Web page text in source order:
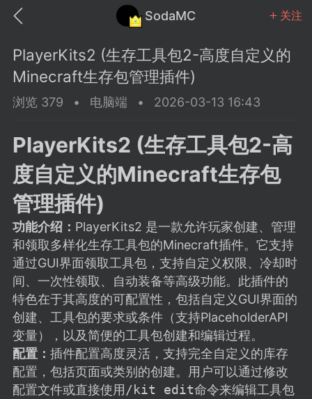
SodaMC 关注
中文社区 SodaMC
教程 材质 社区
潮涌核心
永久赞助者
11-27 02:06
电脑端 社区规则
议贴】SodaMC 的改进与建议 🧃
社区的建议&反馈板块，欢迎每
在这里畅所欲言，提出你对 社区功能、
、管理方式等方面 的任何想法！...
PlayerKits2 (生存工具包2-高度自定义的
Minecraft生存包管理插件)
浏览 379 • 电脑端 • 2026-03-13 16:43
PlayerKits2 (生存工具包2-高
度自定义的Minecraft生存包
管理插件)
功能介绍： PlayerKits2 是一款允许玩家创建、管理
和领取多样化生存工具包的Minecraft插件。它支持
通过GUI界面领取工具包，支持自定义权限、冷却时
间、一次性领取、自动装备等高级功能。此插件的
特色在于其高度的可配置性，包括自定义GUI界面的
创建、工具包的要求或条件（支持PlaceholderAPI
变量），以及简便的工具包创建和编辑过程。
配置： 插件配置高度灵活，支持完全自定义的库存
配置，包括页面或类别的创建。用户可以通过修改
配置文件或直接使用/kit edit命令来编辑工具包